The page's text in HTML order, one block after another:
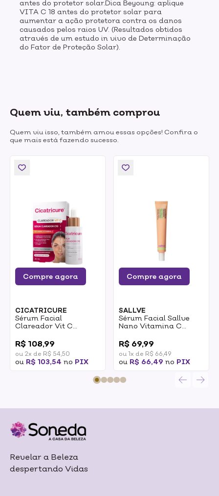
antes do protetor solar.Dica Beyoung: aplique
VITA C 18 antes do protetor solar para
aumentar a ação protetora contra os danos
causados pelos raios UV. (Resultados obtidos
através de um estudo in vivo de Determinação
do Fator de Proteção Solar).
Quem viu, também comprou
Quem viu isso, também amou essas opções! Confira o
que mais está fazendo sucesso.
Compre agora
CICATRICURE
Sérum Facial
Clareador Vit C
Vitamina C 30ml
R$ 108,99
ou 2x de R$ 54,50
ou R$ 103,54 no PIX
Compre agora
SALLVE
Sérum Facial Sallve
Nano Vitamina C
Hidratante 35g
R$ 69,99
ou 1x de R$ 66,49
ou R$ 66,49 no PIX
Revelar a Beleza
despertando Vidas